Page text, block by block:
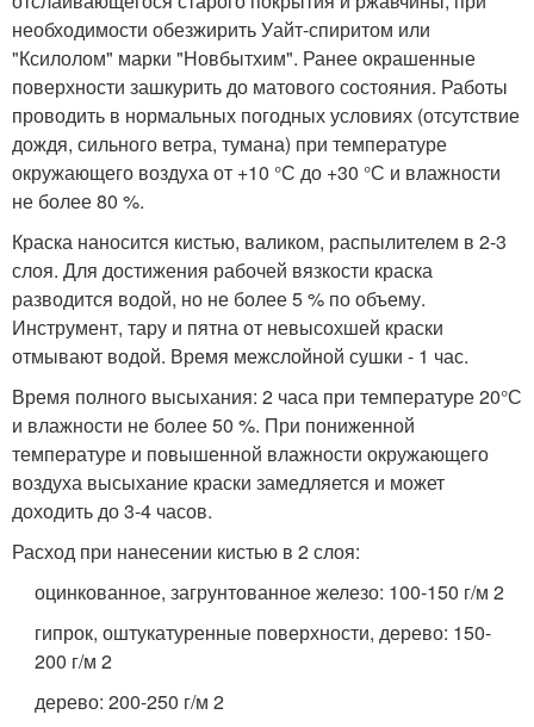
необходимости обезжирить Уайт-спиритом или
"Ксилолом" марки "Новбытхим". Ранее окрашенные
поверхности зашкурить до матового состояния. Работы
проводить в нормальных погодных условиях (отсутствие
дождя, сильного ветра, тумана) при температуре
окружающего воздуха от +10 °С до +30 °С и влажности
не более 80 %.
Краска наносится кистью, валиком, распылителем в 2-3
слоя. Для достижения рабочей вязкости краска
разводится водой, но не более 5 % по объему.
Инструмент, тару и пятна от невысохшей краски
отмывают водой. Время межслойной сушки - 1 час.
Время полного высыхания: 2 часа при температуре 20°С
и влажности не более 50 %. При пониженной
температуре и повышенной влажности окружающего
воздуха высыхание краски замедляется и может
доходить до 3-4 часов.
Расход при нанесении кистью в 2 слоя:
оцинкованное, загрунтованное железо: 100-150 г/м 2
гипрок, оштукатуренные поверхности, дерево: 150-
200 г/м 2
дерево: 200-250 г/м 2